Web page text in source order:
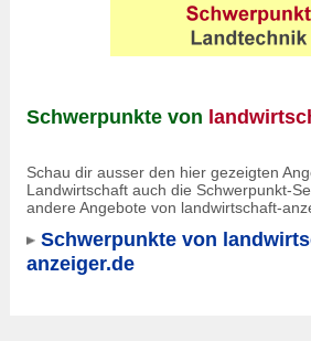
Schwerpunkte von
Schau dir ausser den hier gezeigten
Landwirtschaft auch die Schwerpunkt-
andere Angebote von landwirtschaft-
Schwerpunkte von
anzeiger.de